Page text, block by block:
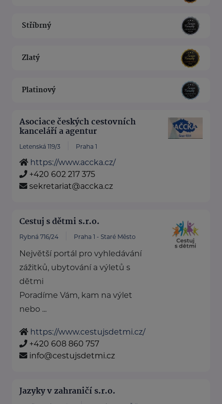
Stříbrný
Zlatý
Platinový
Asociace českých cestovních
kanceláří a agentur
Letenská 119/3 Praha 1
https://www.accka.cz/
+420 602 217 375
sekretariat@accka.cz
Cestuj s dětmi s.r.o.
Rybná 716/24 Praha 1 - Staré Město
Největší portál pro vyhledávání
zážitků, ubytování a výletů s
dětmi
Poradíme Vám, kam na výlet
nebo ...
https://www.cestujsdetmi.cz/
+420 608 860 757
info@cestujsdetmi.cz
Jazyky v zahraničí s.r.o.